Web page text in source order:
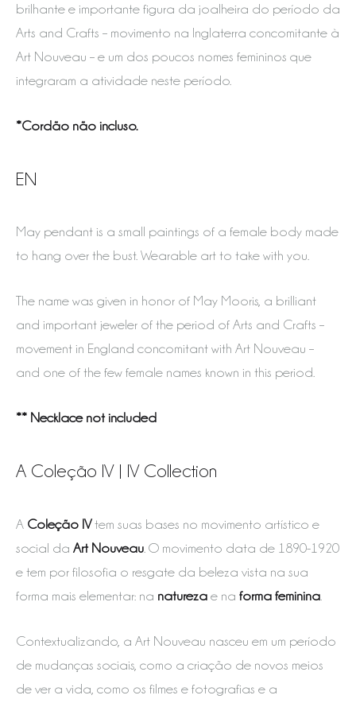
brilhante e importante figura da joalheira do período da
Arts and Crafts – movimento na Inglaterra concomitante à
Art Nouveau – e um dos poucos nomes femininos que
integraram a atividade neste período.
*Cordão não incluso.
EN
May pendant is a small paintings of a female body made
to hang over the bust. Wearable art to take with you.
The name was given in honor of May Mooris, a brilliant
and important jeweler of the period of Arts and Crafts –
movement in England concomitant with Art Nouveau –
and one of the few female names known in this period.
** Necklace not included
A Coleção IV | IV Collection
A Coleção IVtem suas bases no movimento artístico e
social da Art Nouveau . O movimento data de 1890-1920
e tem por filosofia o resgate da beleza vista na sua
forma mais elementar: na natureza e na forma feminina
Contextualizando, a Art Nouveau nasceu em um período
de mudanças sociais, como a criação de novos meios
de ver a vida, como os filmes e fotografias e a